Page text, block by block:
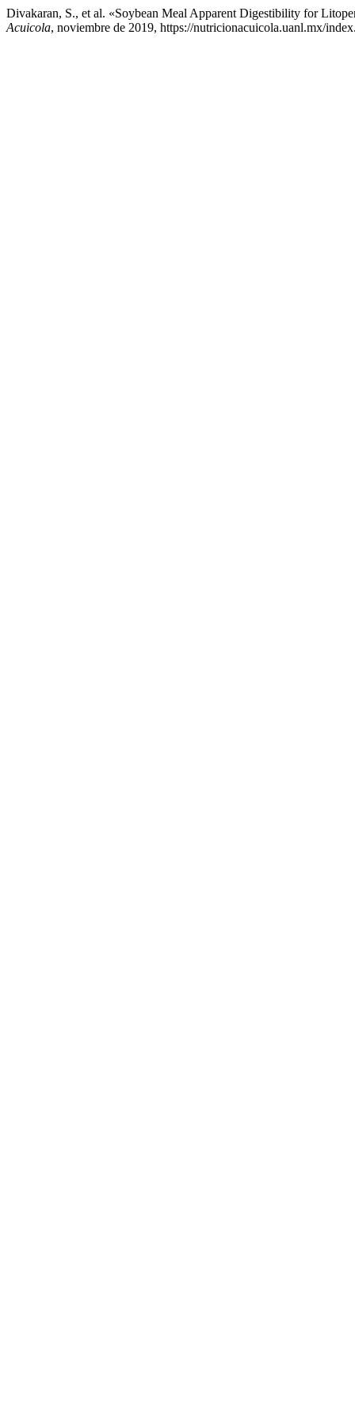
Divakaran, S., et al. «Soybean Meal Apparent Digestibility for
Acuicola, noviembre de 2019, https://nutricionacuicola.uanl.mx/